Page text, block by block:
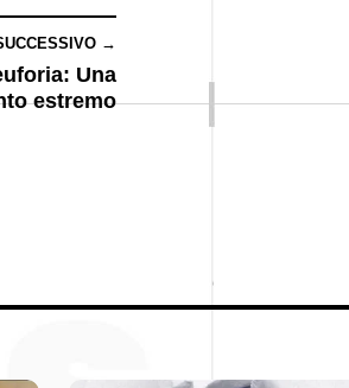
→
Una
estremo